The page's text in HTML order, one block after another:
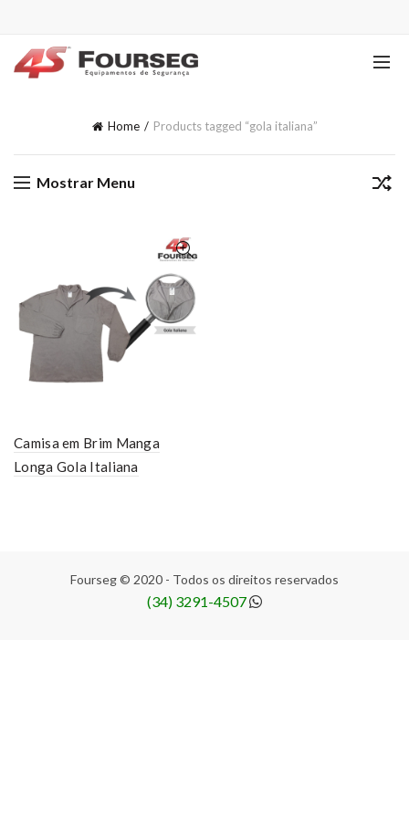
Home Products tagged “gola italiana”
Mostrar Menu
Camisa em Brim Manga
Longa Gola Italiana
Fourseg © 2020 - Todos os direitos reservados
(34) 3291-4507